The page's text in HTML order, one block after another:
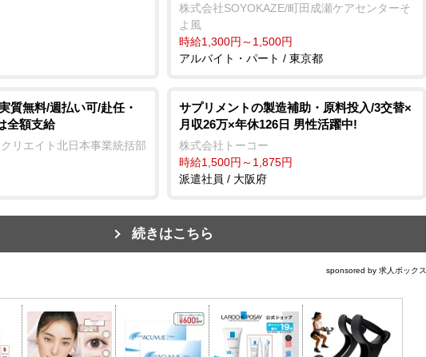
株式会社SOYOKAZE/町田成瀬ケアセンターそ
よ風
時給1,300円～1,500円
アルバイト・パート / 東京都
質無料/週払い可/赴任・
全額支給
リエイト北日本事業統括部
サプリメントの製造補助・原料投入/3交替×
月収26万×年休126日 男性活躍中!
株式会社トーコー
時給1,500円～1,875円
派遣社員 / 大阪府
続きはこちら
sponsored by 求人ボックス